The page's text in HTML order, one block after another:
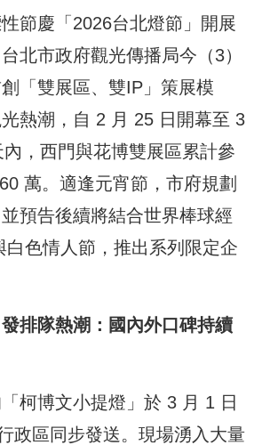
節慶「2026台北燈節」開展
北市政府觀光傳播局今（3）
「雙展區、雙IP」策展模
熱潮，自 2 月 25 日開幕至 3
，西門與花博雙展區累計參
萬。適逢元宵節，市府規劃
預告後續將結合世界棒球經
白色情人節，推出系列限定企
排隊熱潮：國內外口碑持續
柯博文小提燈」於 3 月 1 日
政區同步發送。現場湧入大量